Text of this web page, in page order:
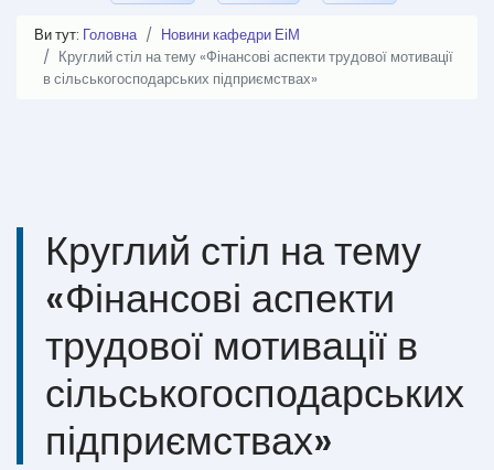
Ви тут: Головна
Новини кафедри ЕіМ
Круглий стіл на тему «Фінансові аспекти трудової мотивації
в сільськогосподарських підприємствах»
Круглий стіл на тему
«Фінансові аспекти
трудової мотивації в
сільськогосподарських
підприємствах»